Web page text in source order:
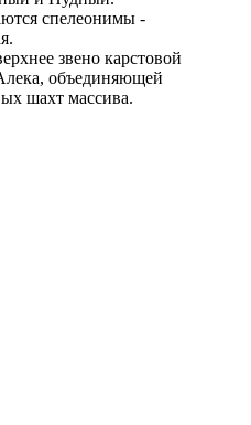
спелеонимы -
звено карстовой
объединяющей
шахт массива.